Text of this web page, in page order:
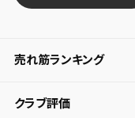
売れ筋ランキング
クラブ評価